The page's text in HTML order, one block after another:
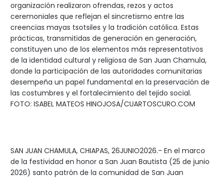
organización realizaron ofrendas, rezos y actos
ceremoniales que reflejan el sincretismo entre las
creencias mayas tsotsiles y la tradición católica. Estas
prácticas, transmitidas de generación en generación,
constituyen uno de los elementos más representativos
de la identidad cultural y religiosa de San Juan Chamula,
donde la participación de las autoridades comunitarias
desempeña un papel fundamental en la preservación de
las costumbres y el fortalecimiento del tejido social.
FOTO: ISABEL MATEOS HINOJOSA/CUARTOSCURO.COM
SAN JUAN CHAMULA, CHIAPAS, 26JUNIO2026.- En el marco
de la festividad en honor a San Juan Bautista (25 de junio
2026) santo patrón de la comunidad de San Juan